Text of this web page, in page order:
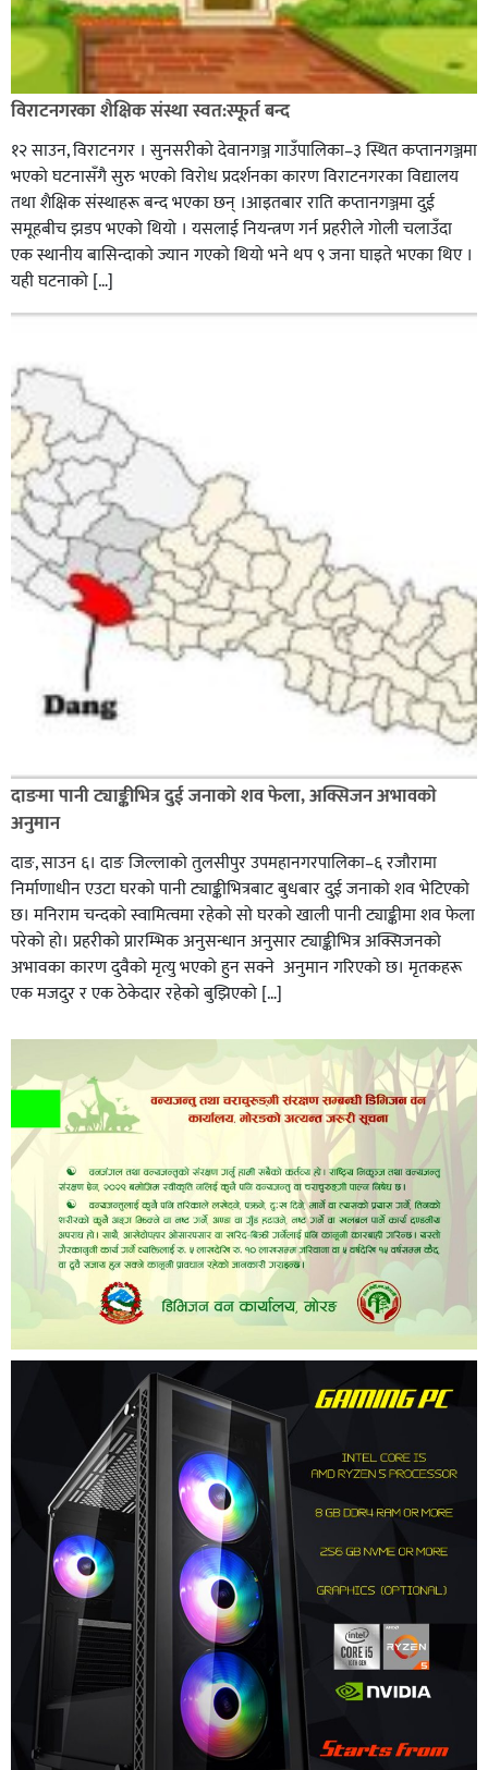
विराटनगरका शैक्षिक संस्था स्वत:स्फूर्त बन्द
१२ साउन, विराटनगर । सुनसरीको देवानगञ्ज गाउँपालिका–३ स्थित कप्तानगञ्जमा
भएको घटनासँगै सुरु भएको विरोध प्रदर्शनका कारण विराटनगरका विद्यालय
तथा शैक्षिक संस्थाहरू बन्द भएका छन् ।आइतबार राति कप्तानगञ्जमा दुई
समूहबीच झडप भएको थियो । यसलाई नियन्त्रण गर्न प्रहरीले गोली चलाउँदा
एक स्थानीय बासिन्दाको ज्यान गएको थियो भने थप ९ जना घाइते भएका थिए ।
यही घटनाको […]
दाङमा पानी ट्याङ्कीभित्र दुई जनाको शव फेला, अक्सिजन अभावकाे
अनुमान
दाङ, साउन ६। दाङ जिल्लाको तुलसीपुर उपमहानगरपालिका–६ रजौरामा
निर्माणाधीन एउटा घरको पानी ट्याङ्कीभित्रबाट बुधबार दुई जनाको शव भेटिएको
छ। मनिराम चन्दको स्वामित्वमा रहेको सो घरको खाली पानी ट्याङ्कीमा शव फेला
परेको हो। प्रहरीकाे प्रारम्भिक अनुसन्धान अनुसार ट्याङ्कीभित्र अक्सिजनको
अभावका कारण दुवैको मृत्यु भएको हुन सक्ने अनुमान गरिएको छ। मृतकहरू
एक मजदुर र एक ठेकेदार रहेको बुझिएको […]